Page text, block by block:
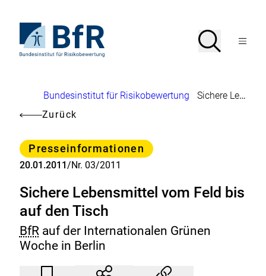
Seiteninhalt
springenStartseite
von
Suche
SucheMenü
Brotkrumennavigation
Bundesinstitut für Risikobewertung
Sichere Lebensmittel vom Feld bis auf den Tisch
Zurück
Kategorie
Presseinformationen
20.01.2011/Nr. 03/2011
Sichere Lebensmittel vom Feld bis
auf den Tisch
BfRauf der Internationalen Grünen
Woche in Berlin
Artikel
Durch